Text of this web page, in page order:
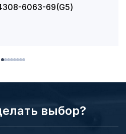
6063-69(G5)
выбор?